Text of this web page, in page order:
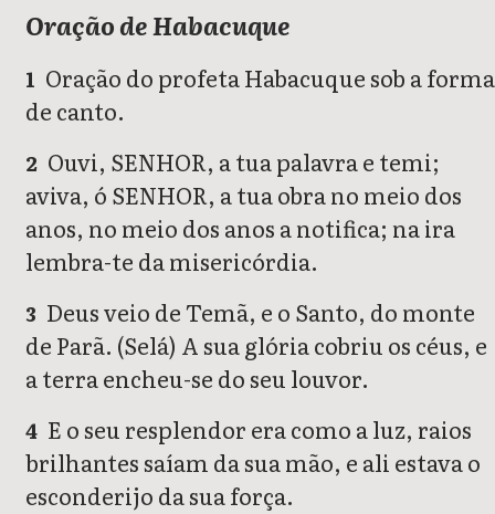
Oração de Habacuque
1 Oração do profeta Habacuque sob a forma
de canto.
2 Ouvi, SENHOR, a tua palavra e temi;
aviva, ó SENHOR, a tua obra no meio dos
anos, no meio dos anos a notifica; na ira
lembra-te da misericórdia.
3 Deus veio de Temã, e o Santo, do monte
de Parã. (Selá) A sua glória cobriu os céus, e
a terra encheu-se do seu louvor.
4 E o seu resplendor era como a luz, raios
brilhantes saíam da sua mão, e ali estava o
esconderijo da sua força.